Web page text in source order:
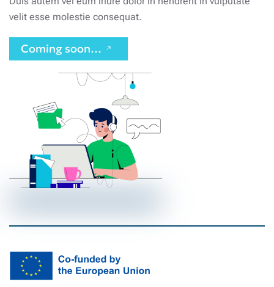
velit esse molestie consequat.
Coming soon…